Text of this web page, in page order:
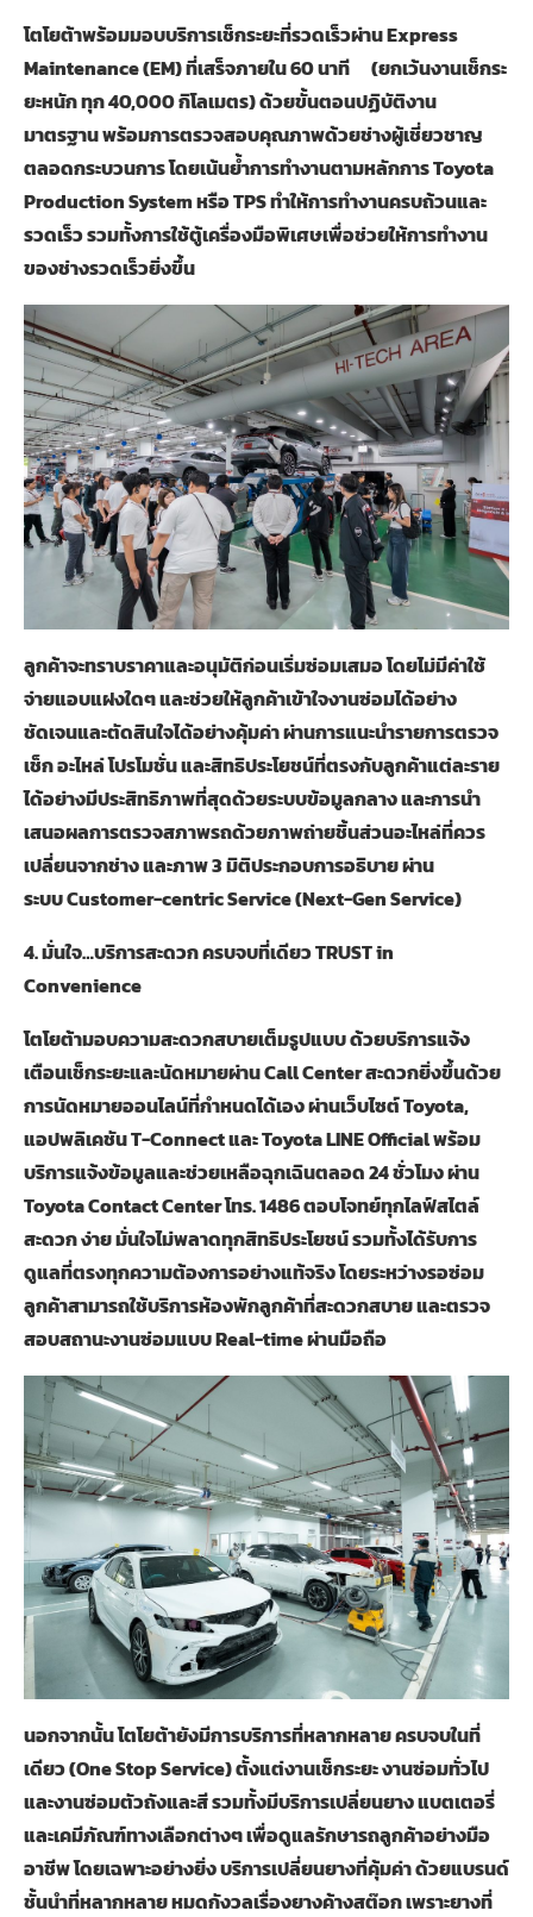
โตโยต้าพร้อมมอบบริการเช็กระยะที่รวดเร็วผ่านExpress
Maintenance (EM)ที่เสร็จภายใน60นาที (ยกเว้นงานเช็กระ
ยะหนัก ทุก40,000กิโลเมตร) ด้วยขั้นตอนปฏิบัติงาน
มาตรฐาน พร้อมการตรวจสอบคุณภาพด้วยช่างผู้เชี่ยวชาญ
ตลอดกระบวนการ โดยเน้นย้ำการทำงานตามหลักการToyota
Production SystemหรือTPSทำให้การทำงานครบถ้วนและ
รวดเร็ว รวมทั้งการใช้ตู้เครื่องมือพิเศษเพื่อช่วยให้การทำงาน
ของช่างรวดเร็วยิ่งขึ้น
ลูกค้าจะทราบราคาและอนุมัติก่อนเริ่มซ่อมเสมอ โดยไม่มีค่าใช้
จ่ายแอบแฝงใดๆ และช่วยให้ลูกค้าเข้าใจงานซ่อมได้อย่าง
ชัดเจนและตัดสินใจได้อย่างคุ้มค่า ผ่านการแนะนำรายการตรวจ
เช็ก อะไหล่ โปรโมชั่น และสิทธิประโยชน์ที่ตรงกับลูกค้าแต่ละราย
ได้อย่างมีประสิทธิภาพที่สุดด้วยระบบข้อมูลกลาง และการนำ
เสนอผลการตรวจสภาพรถด้วยภาพถ่ายชิ้นส่วนอะไหล่ที่ควร
เปลี่ยนจากช่าง และภาพ3มิติประกอบการอธิบาย ผ่าน
ระบบCustomer-centric Service (Next-Gen Service)
4.มั่นใจ…บริการสะดวก ครบจบที่เดียวTRUST in
Convenience
โตโยต้ามอบความสะดวกสบายเต็มรูปแบบ ด้วยบริการแจ้ง
เตือนเช็กระยะและนัดหมายผ่านCall Centerสะดวกยิ่งขึ้นด้วย
การนัดหมายออนไลน์ที่กำหนดได้เอง ผ่านเว็บไซต์Toyota,
แอปพลิเคชันT-ConnectและToyota LINE Officialพร้อม
บริการแจ้งข้อมูลและช่วยเหลือฉุกเฉินตลอด24ชั่วโมง ผ่าน
Toyota Contact Centerโทร.1486ตอบโจทย์ทุกไลฟ์สไตล์
สะดวก ง่าย มั่นใจไม่พลาดทุกสิทธิประโยชน์ รวมทั้งได้รับการ
ดูแลที่ตรงทุกความต้องการอย่างแท้จริง โดยระหว่างรอซ่อม
ลูกค้าสามารถใช้บริการห้องพักลูกค้าที่สะดวกสบาย และตรวจ
สอบสถานะงานซ่อมแบบReal-timeผ่านมือถือ
นอกจากนั้น โตโยต้ายังมีการบริการที่หลากหลาย ครบจบในที่
เดียว (One Stop Service)ตั้งแต่งานเช็กระยะ งานซ่อมทั่วไป
และงานซ่อมตัวถังและสี รวมทั้งมีบริการเปลี่ยนยาง แบตเตอรี่
และเคมีภัณฑ์ทางเลือกต่างๆ เพื่อดูแลรักษารถลูกค้าอย่างมือ
อาชีพ โดยเฉพาะอย่างยิ่งบริการเปลี่ยนยางที่คุ้มค่า ด้วยแบรนด์
ชั้นนำที่หลากหลาย หมดกังวลเรื่องยางค้างสต๊อก เพราะยางที่